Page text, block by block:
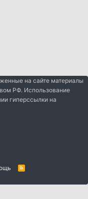
на сайте материалы
РФ. Использование
гиперссылки на